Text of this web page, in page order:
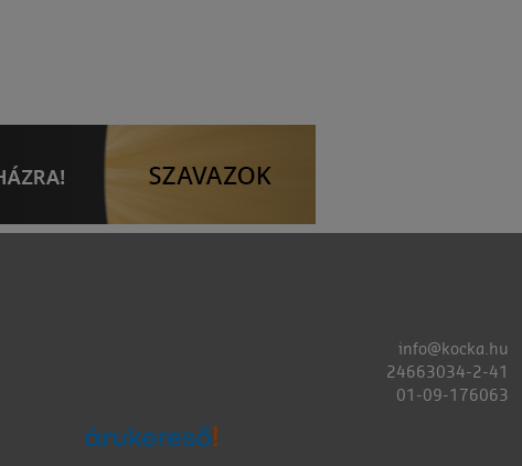
info@kocka.hu
24663034-2-41
01-09-176063